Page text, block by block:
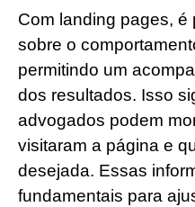
Com landing pages,
sobre o
permitindo um
dos resultados. Isso
advogados podem
visitaram a página e
desejada. Essas
fundamentais para